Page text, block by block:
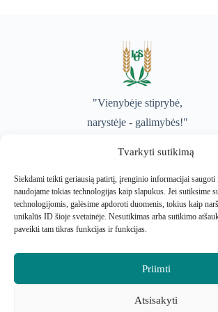
Tvarkyti sutikimą
Siekdami teikti geriausią patirtį, įrenginio informacijai saugoti
naudojame tokias technologijas kaip slapukus. Jei sutiksime
technologijomis, galėsime apdoroti duomenis, tokius kaip
unikalūs ID šioje svetainėje. Nesutikimas arba sutikimo
paveikti tam tikras funkcijas ir funkcijas.
Priimti
Atsisakyti
"Vienybėje stiprybė,
narystėje - galimybės!"
K. Donelaičio g.2-305, LT-44213,
El. paštas
lus@lus.lt
Lietuvos ūkininkų sąjunga